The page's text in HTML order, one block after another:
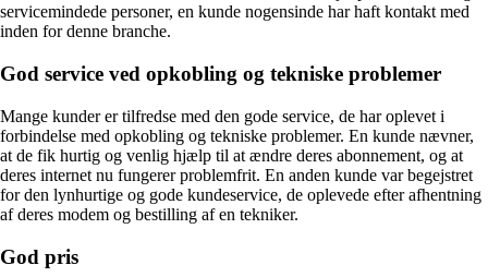
servicemindede personer, en kunde nogensinde har haft kontakt med
inden for denne branche.
God service ved opkobling og tekniske problemer
Mange kunder er tilfredse med den gode service, de har oplevet i
forbindelse med opkobling og tekniske problemer. En kunde nævner,
at de fik hurtig og venlig hjælp til at ændre deres abonnement, og at
deres internet nu fungerer problemfrit. En anden kunde var begejstret
for den lynhurtige og gode kundeservice, de oplevede efter afhentning
af deres modem og bestilling af en tekniker.
God pris